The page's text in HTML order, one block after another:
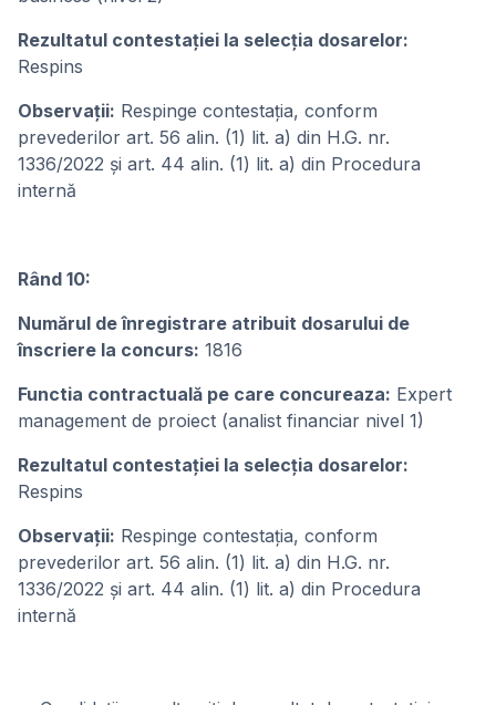
Rezultatul contestației la selecția dosarelor:
Respins
Observații: Respinge contestația, conform
prevederilor art. 56 alin. (1) lit. a) din H.G. nr.
1336/2022 și art. 44 alin. (1) lit. a) din Procedura
internă
Rând 10:
Numărul de înregistrare atribuit dosarului de
înscriere la concurs: 1816
Functia contractuală pe care concureaza: Expert
management de proiect (analist financiar nivel 1)
Rezultatul contestației la selecția dosarelor:
Respins
Observații: Respinge contestația, conform
prevederilor art. 56 alin. (1) lit. a) din H.G. nr.
1336/2022 și art. 44 alin. (1) lit. a) din Procedura
internă